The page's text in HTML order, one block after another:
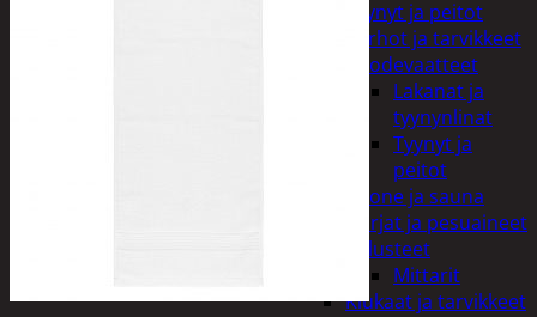
Tyynyt ja peitot
Verhot ja tarvikkeet
Vuodevaatteet
Lakanat ja
tyynynlinat
Tyynyt ja
peitot
Kylpyhuone ja sauna
Harjat ja pesuaineet
Kalusteet
Mittarit
Kiukaat ja tarvikkeet